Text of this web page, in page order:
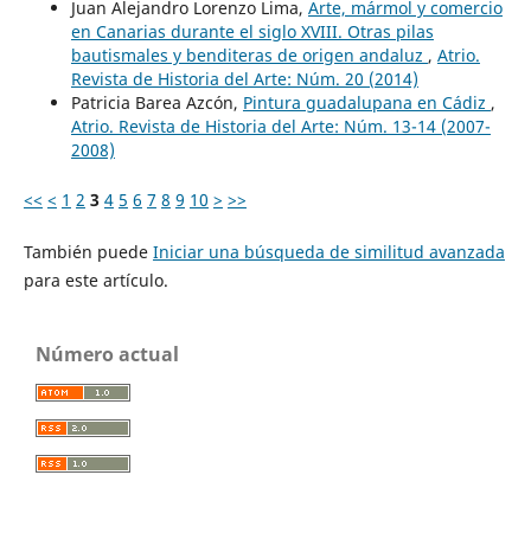
Juan Alejandro Lorenzo Lima, Arte, mármol y comercio
en Canarias durante el siglo XVIII. Otras pilas
bautismales y benditeras de origen andaluz , Atrio.
Revista de Historia del Arte: Núm. 20 (2014)
Patricia Barea Azcón, Pintura guadalupana en Cádiz ,
Atrio. Revista de Historia del Arte: Núm. 13-14 (2007-
2008)
<< < 1 2 3 4 5 6 7 8 9 10 > >>
También puede Iniciar una búsqueda de similitud avanzada
para este artículo.
Número actual